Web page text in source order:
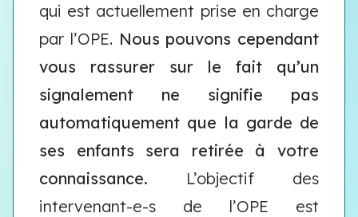
qui est actuellement prise en charge
par l’OPE.Nous pouvons cependant
vous rassurer sur le fait qu’un
signalement ne signifie pas
automatiquement que la garde de
ses enfants sera retirée à votre
connaissance. L’objectif des
intervenant-e-s de l’OPE est